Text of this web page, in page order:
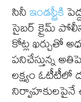
సినీఇండస్ట్రీకి
సైబర్ క్రైమ్
కోట్ల ఖర్చుతో
పనిచేస్తున్న
లక్ష్యం ఓటీటీలో
నిర్వాహకులపైనే